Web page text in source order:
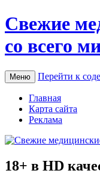
Свежие
со всего
Меню Перейти к
Главная
Карта сайта
Реклама
18+ в HD